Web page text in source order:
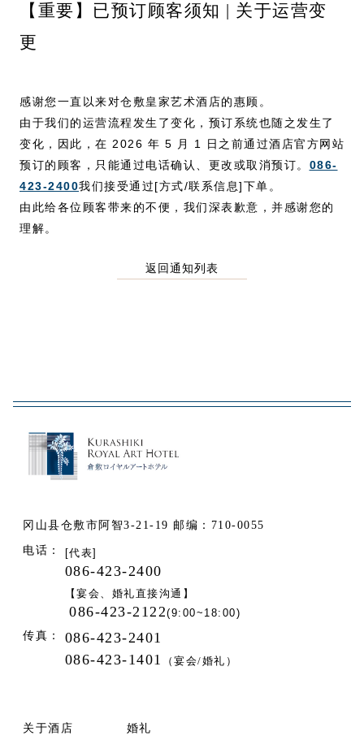
【重要】已预订顾客须知 | 关于运营变
更
感谢您一直以来对仓敷皇家艺术酒店的惠顾。
由于我们的运营流程发生了变化，预订系统也随之发生了
变化，因此，在 2026 年 5 月 1 日之前通过酒店官方网站
预订的顾客，只能通过电话确认、更改或取消预订。 086-
423-2400我们接受通过[方式/联系信息]下单。
由此给各位顾客带来的不便，我们深表歉意，并感谢您的
理解。
返回通知列表
冈山县仓敷市阿智3-21-19 邮编：710-0055
电话： [代表]
086-423-2400
【宴会、婚礼直接沟通】
086-423-2122(9:00~18:00)
传真：
086-423-2401
086-423-1401
（宴会/婚礼）
关于酒店 婚礼